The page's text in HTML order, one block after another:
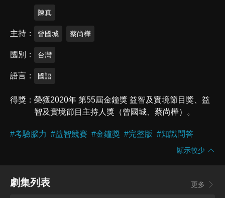
陳真
主持 曾國城 蔡尚樺
國別 台灣
語言 國語
得獎
榮獲2020年 第55屆金鐘獎 益智及實境節目獎、益
智及實境節目主持人獎（曾國城、蔡尚樺）。
#考驗腦力 #益智競賽 #金鐘獎 #完整版 #知識問答
顯示較少
劇集列表 更多